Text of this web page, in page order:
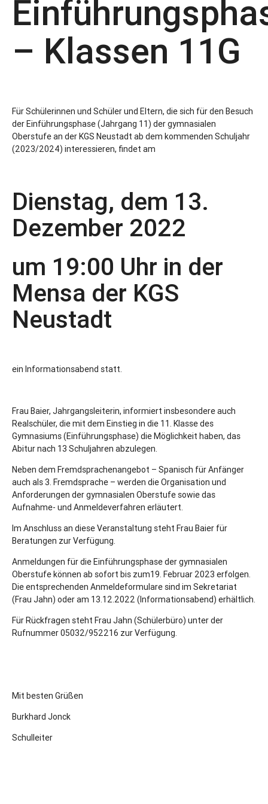
– Klassen 11G
Für Schülerinnen und Schüler und Eltern, die sich für den Besuch
der Einführungsphase (Jahrgang 11) der gymnasialen
Oberstufe an der KGS Neustadt ab dem kommenden Schuljahr
(2023/2024) interessieren, findet am
Dienstag, dem 13.
Dezember 2022
um 19:00 Uhr in der
Mensa der KGS
Neustadt
ein Informationsabend statt.
Frau Baier, Jahrgangsleiterin, informiert insbesondere auch
Realschüler, die mit dem Einstieg in die 11. Klasse des
Gymnasiums (Einführungsphase) die Möglichkeit haben, das
Abitur nach 13 Schuljahren abzulegen.
Neben dem Fremdsprachenangebot – Spanisch für Anfänger
auch als 3. Fremdsprache – werden die Organisation und
Anforderungen der gymnasialen Oberstufe sowie das
Aufnahme- und Anmeldeverfahren erläutert.
Im Anschluss an diese Veranstaltung steht Frau Baier für
Beratungen zur Verfügung.
Anmeldungen für die Einführungsphase der gymnasialen
Oberstufe können ab sofort bis zum19. Februar 2023 erfolgen.
Die entsprechenden Anmeldeformulare sind im Sekretariat
(Frau Jahn) oder am 13.12.2022 (Informationsabend) erhältlich.
Für Rückfragen steht Frau Jahn (Schülerbüro) unter der
Rufnummer 05032/952216 zur Verfügung.
Mit besten Grüßen
Burkhard Jonck
Schulleiter